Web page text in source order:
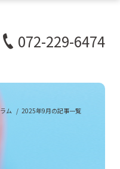
072-229-6474
ム 2025年9月の記事一覧